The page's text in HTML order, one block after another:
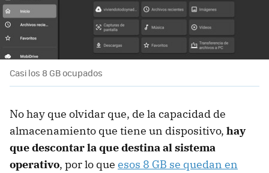
Casi los 8 GB ocupados
No hay que olvidar que, de la capacidad de
almacenamiento que tiene un dispositivo, hay
que descontar la que destina al sistema
operativo, por lo que esos 8 GB se quedan en